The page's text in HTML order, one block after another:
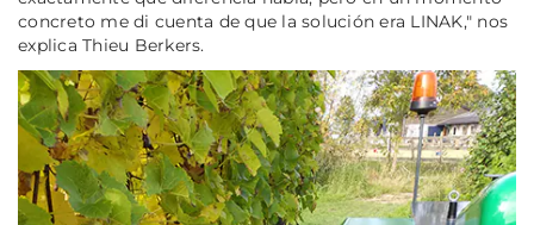
concreto me di cuenta de que la solución era LINAK," nos
explica Thieu Berkers.